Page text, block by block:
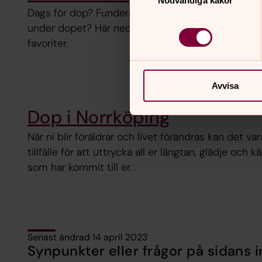
Avvisa
Dags för dop? Funderar du på vilka sånger och
under dopet? Här nedan har vi listat några
favoriter.
Dop i Norrköping
När ni blir föräldrar och livet förändras kan det
tillfälle för att uttrycka all er längtan, glädje och
som har kommit till er.
Senast ändrad 14 april 2023
Synpunkter eller frågor på sidans